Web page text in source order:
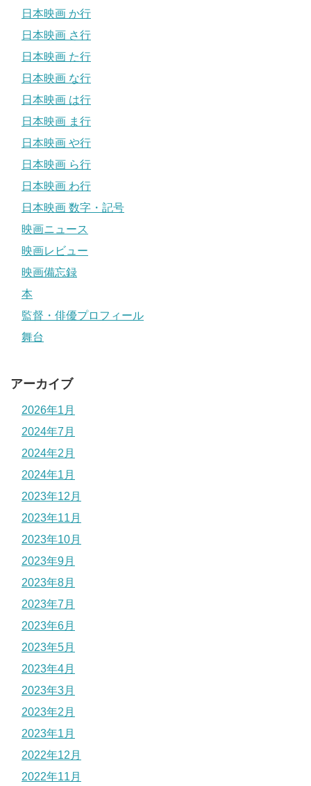
日本映画 か行
日本映画 さ行
日本映画 た行
日本映画 な行
日本映画 は行
日本映画 ま行
日本映画 や行
日本映画 ら行
日本映画 わ行
日本映画 数字・記号
映画ニュース
映画レビュー
映画備忘録
本
監督・俳優プロフィール
舞台
アーカイブ
2026年1月
2024年7月
2024年2月
2024年1月
2023年12月
2023年11月
2023年10月
2023年9月
2023年8月
2023年7月
2023年6月
2023年5月
2023年4月
2023年3月
2023年2月
2023年1月
2022年12月
2022年11月